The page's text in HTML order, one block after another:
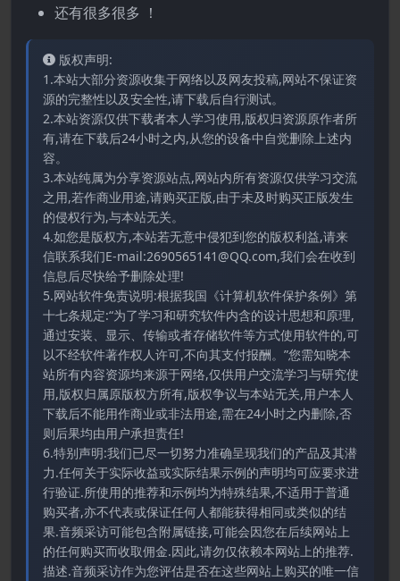
还有很多很多 ！
版权声明:
1.本站大部分资源收集于网络以及网友投稿,网站不保证资
源的完整性以及安全性,请下载后自行测试。
2.本站资源仅供下载者本人学习使用,版权归资源原作者所
有,请在下载后24小时之内,从您的设备中自觉删除上述内
容。
3.本站纯属为分享资源站点,网站内所有资源仅供学习交流
之用,若作商业用途,请购买正版,由于未及时购买正版发生
的侵权行为,与本站无关。
4.如您是版权方,本站若无意中侵犯到您的版权利益,请来
信联系我们E-mail:2690565141@QQ.com,我们会在收到
信息后尽快给予删除处理!
5.网站软件免责说明:根据我国《计算机软件保护条例》第
十七条规定:“为了学习和研究软件内含的设计思想和原理,
通过安装、显示、传输或者存储软件等方式使用软件的,可
以不经软件著作权人许可,不向其支付报酬。”您需知晓本
站所有内容资源均来源于网络,仅供用户交流学习与研究使
用,版权归属原版权方所有,版权争议与本站无关,用户本人
下载后不能用作商业或非法用途,需在24小时之内删除,否
则后果均由用户承担责任!
6.特别声明:我们已尽一切努力准确呈现我们的产品及其潜
力.任何关于实际收益或实际结果示例的声明均可应要求进
行验证.所使用的推荐和示例均为特殊结果,不适用于普通
购买者,亦不代表或保证任何人都能获得相同或类似的结
果.音频采访可能包含附属链接,可能会因您在后续网站上
的任何购买而收取佣金.因此,请勿仅依赖本网站上的推荐.
描述.音频采访作为您评估是否在这些网站上购买的唯一信